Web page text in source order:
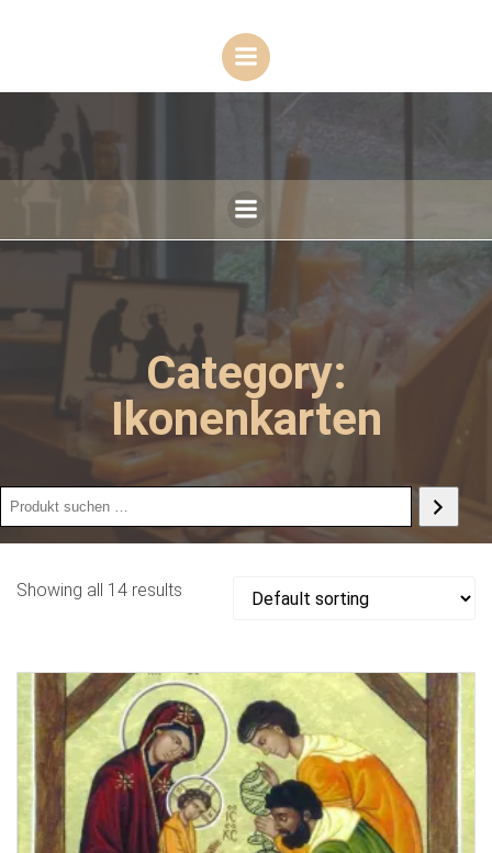
Inhalt
springen
Category:
Ikonenkarten
Produkt
Showing all 14 results